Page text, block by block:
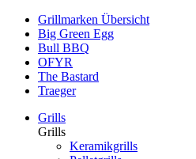
Grillmarken Übersicht
Big Green Egg
Bull BBQ
OFYR
The Bastard
Traeger
Grills
Grills
Keramikgrills